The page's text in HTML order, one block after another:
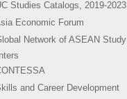
Studies Catalogs, 2019-2023
Economic Forum
Network of ASEAN Study
and Career Development